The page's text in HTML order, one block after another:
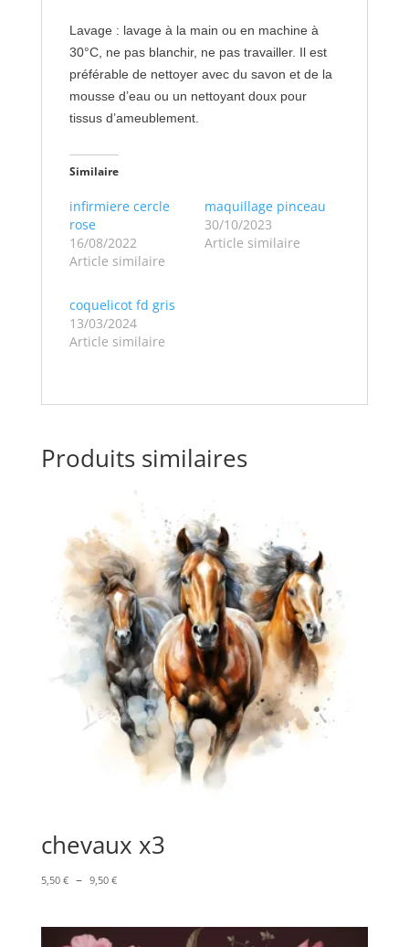
Lavage : lavage à la main ou en machine à
30°C, ne pas blanchir, ne pas travailler. Il est
préférable de nettoyer avec du savon et de la
mousse d’eau ou un nettoyant doux pour
tissus d’ameublement.
Similaire
infirmiere cercle
rose
16/08/2022
Article similaire
maquillage pinceau
30/10/2023
Article similaire
coquelicot fd gris
13/03/2024
Article similaire
Produits similaires
chevaux x3
5,50 € – 9,50 €Plage